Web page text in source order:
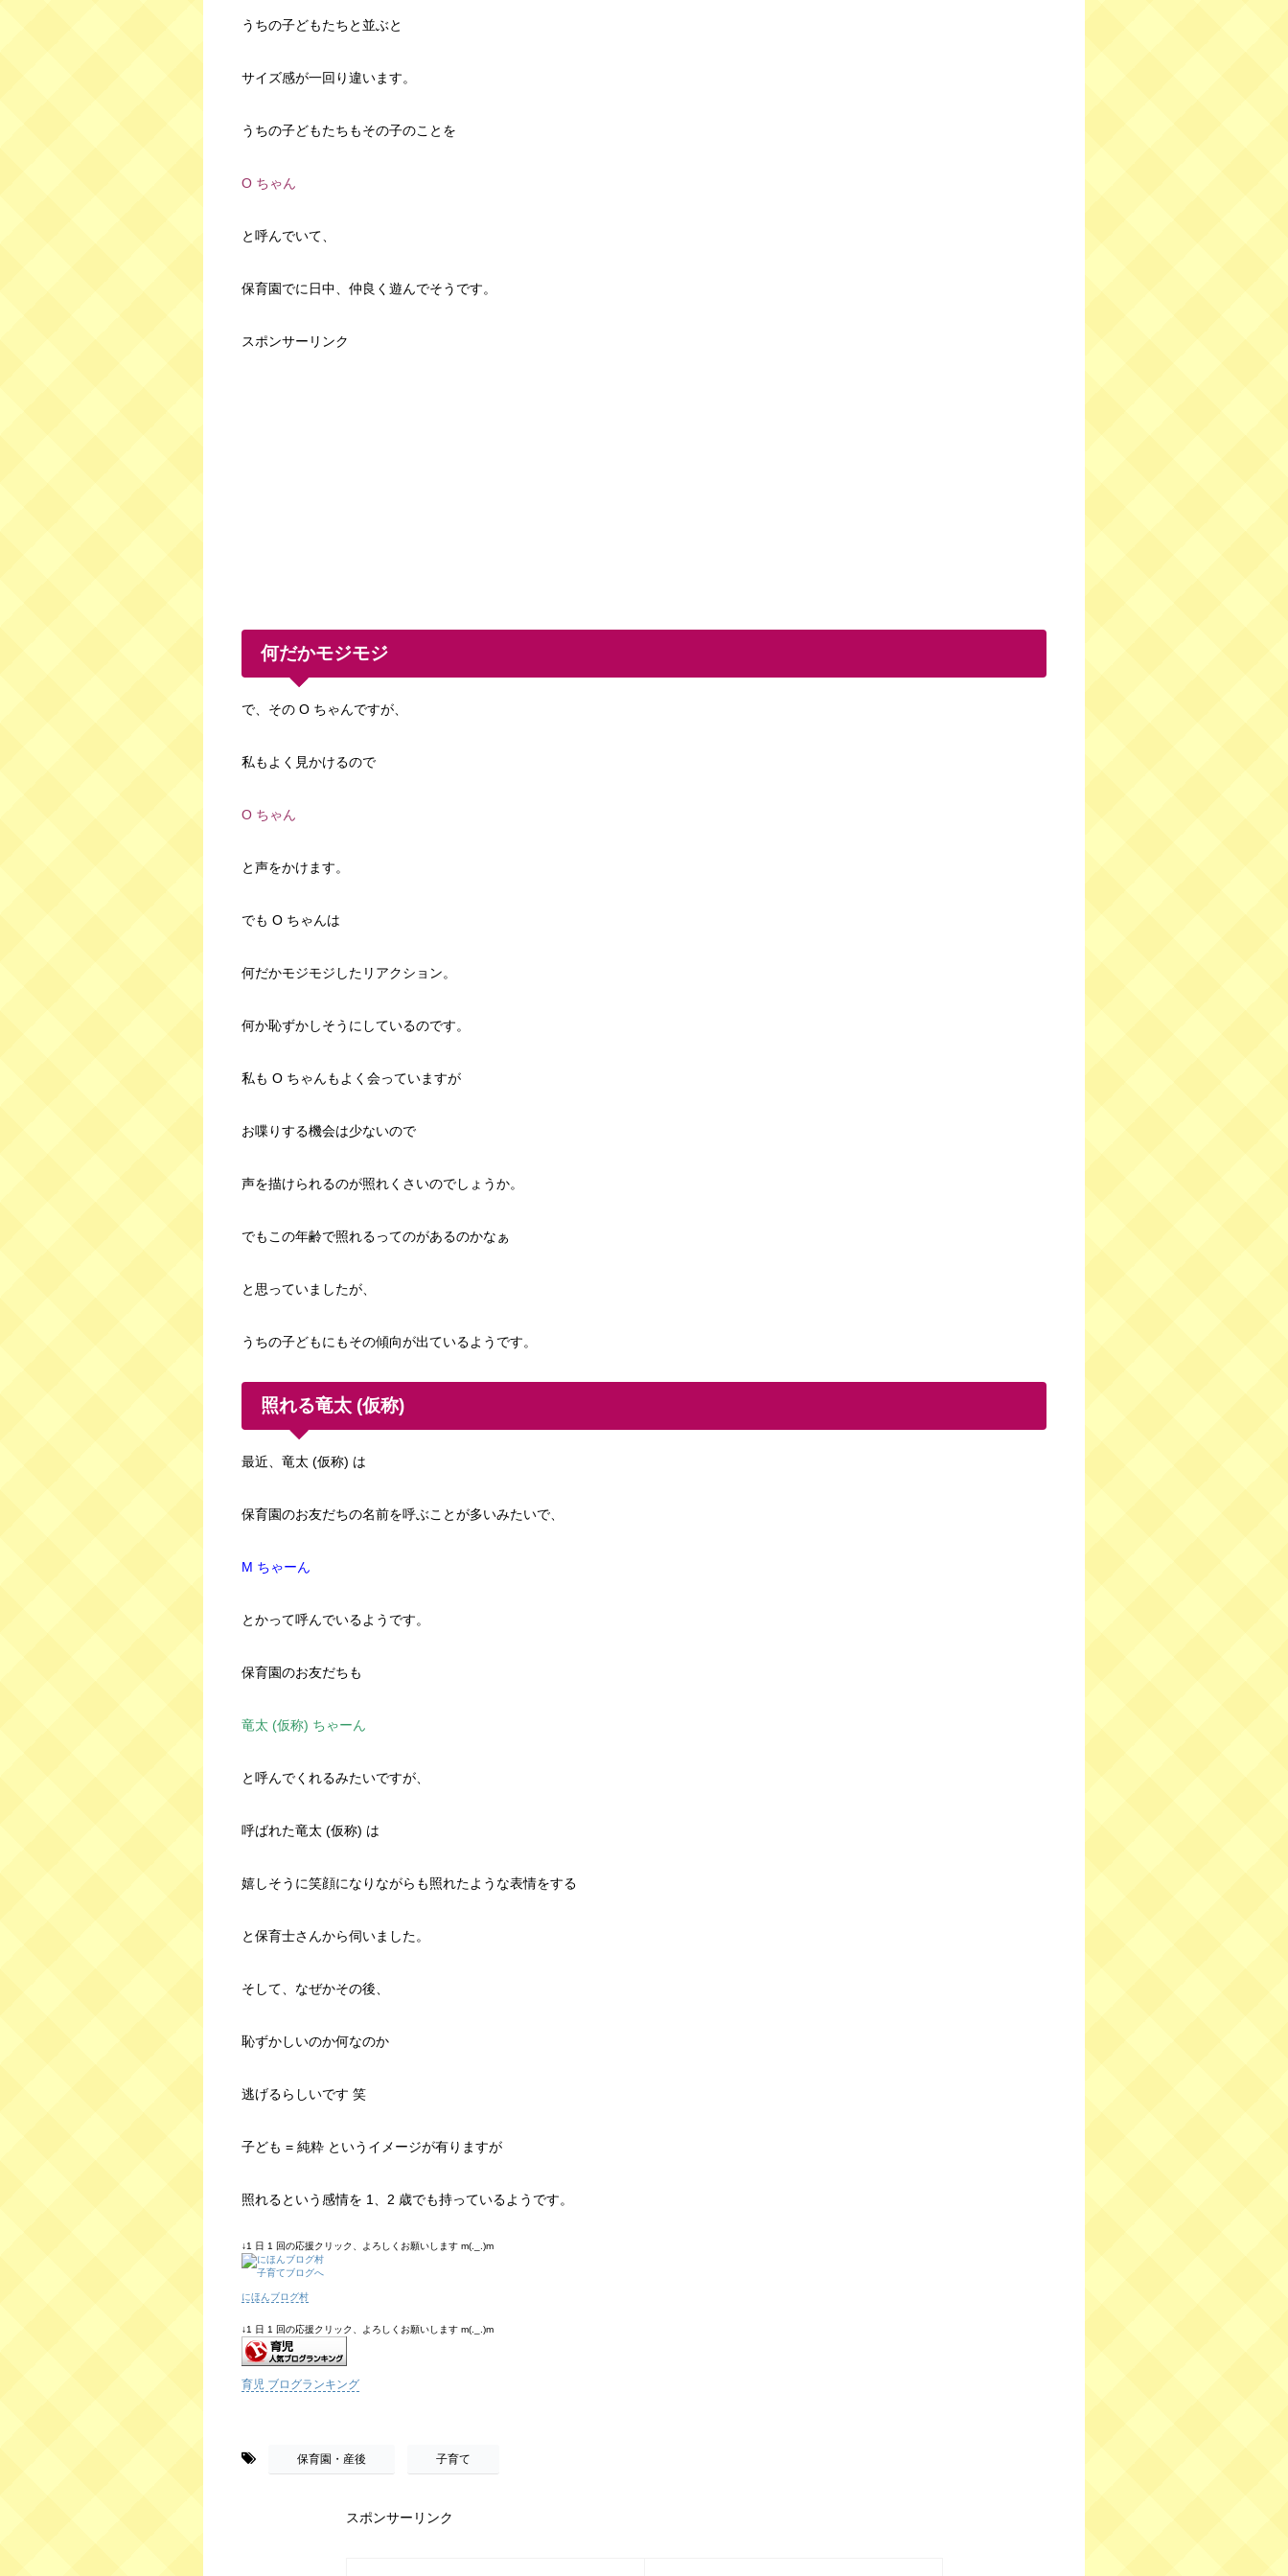
うちの子どもたちと並ぶと
サイズ感が一回り違います。
うちの子どもたちもその子のことを
O ちゃん
と呼んでいて、
保育園でに日中、仲良く遊んでそうです。
スポンサーリンク
何だかモジモジ
で、その O ちゃんですが、
私もよく見かけるので
O ちゃん
と声をかけます。
でも O ちゃんは
何だかモジモジしたリアクション。
何か恥ずかしそうにしているのです。
私も O ちゃんもよく会っていますが
お喋りする機会は少ないので
声を描けられるのが照れくさいのでしょうか。
でもこの年齢で照れるってのがあるのかなぁ
と思っていましたが、
うちの子どもにもその傾向が出ているようです。
照れる竜太 (仮称)
最近、竜太 (仮称) は
保育園のお友だちの名前を呼ぶことが多いみたいで、
M ちゃーん
とかって呼んでいるようです。
保育園のお友だちも
竜太 (仮称) ちゃーん
と呼んでくれるみたいですが、
呼ばれた竜太 (仮称) は
嬉しそうに笑顔になりながらも照れたような表情をする
と保育士さんから伺いました。
そして、なぜかその後、
恥ずかしいのか何なのか
逃げるらしいです 笑
子ども = 純粋 というイメージが有りますが
照れるという感情を 1、2 歳でも持っているようです。
↓1 日 1 回の応援クリック、よろしくお願いします m(._.)m
にほんブログ村
↓1 日 1 回の応援クリック、よろしくお願いします m(._.)m
育児 ブログランキング
保育園・産後 子育て
スポンサーリンク